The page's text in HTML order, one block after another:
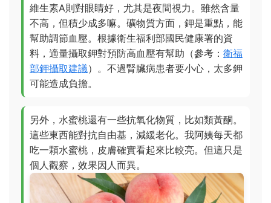
維生素A則對眼睛好，尤其是夜間視力。雖然含量
不高，但積少成多嘛。礦物質方面，鉀是重點，能
幫助調節血壓。根據衛生福利部國民健康署的資
料，適量攝取鉀對預防高血壓有幫助（參考： 衛福
部鉀攝取建議）。不過腎臟病患者要小心，太多鉀
可能造成負擔。
另外，水蜜桃還有一些抗氧化物質，比如類黃酮。
這些東西能對抗自由基，減緩老化。我阿姨每天都
吃一顆水蜜桃，皮膚確實看起來比較亮。但這只是
個人觀察，效果因人而異。